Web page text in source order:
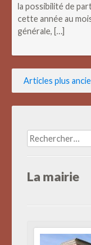
la possibilité de
cette année au
générale, […]
Navigation
des
Articles plus
Rechercher :
La mairie